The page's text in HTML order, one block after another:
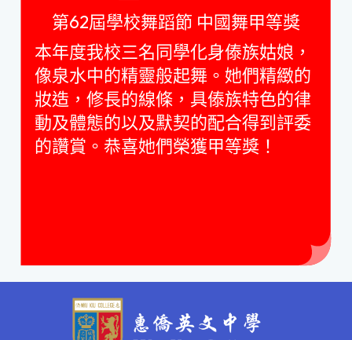
第62屆學校舞蹈節 中國舞甲等獎
本年度我校三名同學化身傣族姑娘，
像泉水中的精靈般起舞。她們精緻的
妝造，修長的線條，具傣族特色的律
動及體態的以及默契的配合得到評委
的讚賞。恭喜她們榮獲甲等獎！